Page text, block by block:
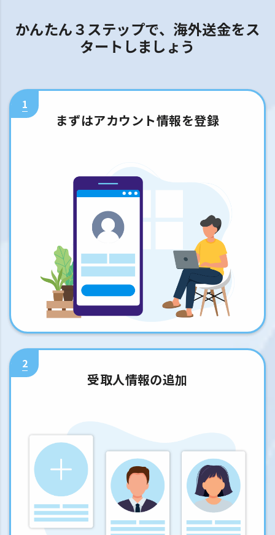
かんたん３ステップで、海外送金をス
タートしましょう
1
まずはアカウント情報を登録
2
受取人情報の追加